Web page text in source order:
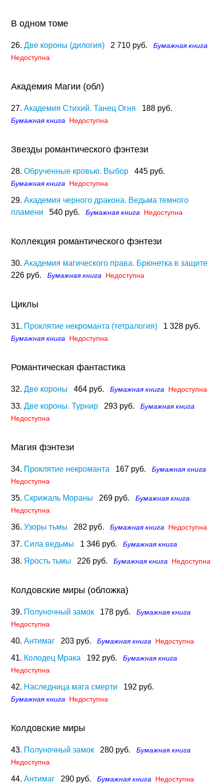
В одном томе
26. Две короны (дилогия) 2 710 руб.
Бумажная книга
Недоступна
Академия Магии (обл)
27. Академия Стихий. Танец Огня 188 руб.
Бумажная книга Недоступна
Звезды романтического фэнтези
28. Обрученные кровью. Выбор 445 руб.
Бумажная книга Недоступна
29. Академия черного дракона. Ведьма темного
пламени
540 руб. Бумажная книга Недоступна
Коллекция романтического фэнтези
30. Академия магического права. Брюнетка в защите
226 руб.
Бумажная книга Недоступна
Циклы
31. Проклятие некроманта (тетралогия) 1 328 руб.
Бумажная книга Недоступна
Романтическая фантастика
32. Две короны 464 руб. Бумажная книга Недоступна
33. Две короны. Турнир 293 руб.
Бумажная книга
Недоступна
Магия фэнтези
34. Проклятие некроманта 167 руб.
Бумажная книга
Недоступна
35. Скрижаль Мораны 269 руб.
Бумажная книга
Недоступна
36. Узоры тьмы 282 руб. Бумажная книга Недоступна
37. Сила ведьмы 1 346 руб. Бумажная книга
38. Ярость тьмы 226 руб. Бумажная книга Недоступна
Колдовские миры (обложка)
39. Полуночный замок 178 руб.
Бумажная книга
Недоступна
40. Антимаг 203 руб. Бумажная книга Недоступна
41. Колодец Мрака 192 руб.
Бумажная книга
Недоступна
42. Наследница мага смерти 192 руб.
Бумажная книга Недоступна
Колдовские миры
43. Полуночный замок 280 руб.
Бумажная книга
Недоступна
44. Антимаг 290 руб. Бумажная книга Недоступна